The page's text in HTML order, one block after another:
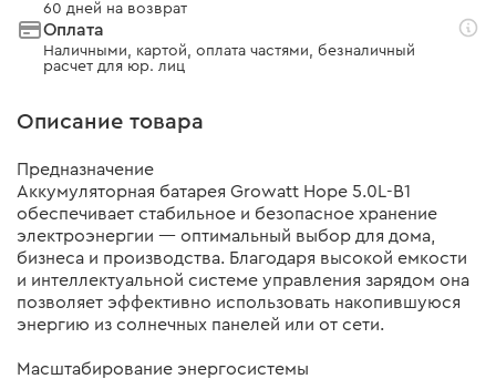
60 дней на возврат
Оплата
Наличными, картой, оплата частями, безналичный
расчет для юр. лиц
Описание товара
Предназначение
Аккумуляторная батарея Growatt Hope 5.0L-B1
обеспечивает стабильное и безопасное хранение
электроэнергии — оптимальный выбор для дома,
бизнеса и производства. Благодаря высокой емкости
и интеллектуальной системе управления зарядом она
позволяет эффективно использовать накопившуюся
энергию из солнечных панелей или от сети.
Масштабирование энергосистемы